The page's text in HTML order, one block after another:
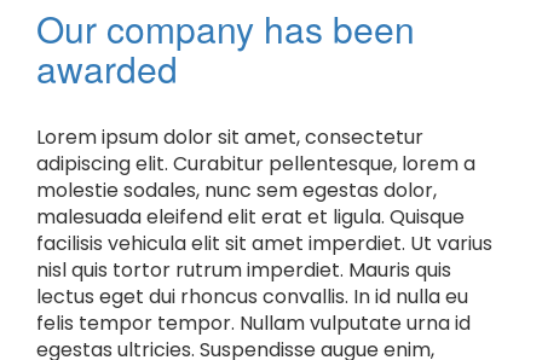
Our company has been
awarded
Lorem ipsum dolor sit amet, consectetur
adipiscing elit. Curabitur pellentesque, lorem a
molestie sodales, nunc sem egestas dolor,
malesuada eleifend elit erat et ligula. Quisque
facilisis vehicula elit sit amet imperdiet. Ut varius
nisl quis tortor rutrum imperdiet. Mauris quis
lectus eget dui rhoncus convallis. In id nulla eu
felis tempor tempor. Nullam vulputate urna id
egestas ultricies. Suspendisse augue enim,